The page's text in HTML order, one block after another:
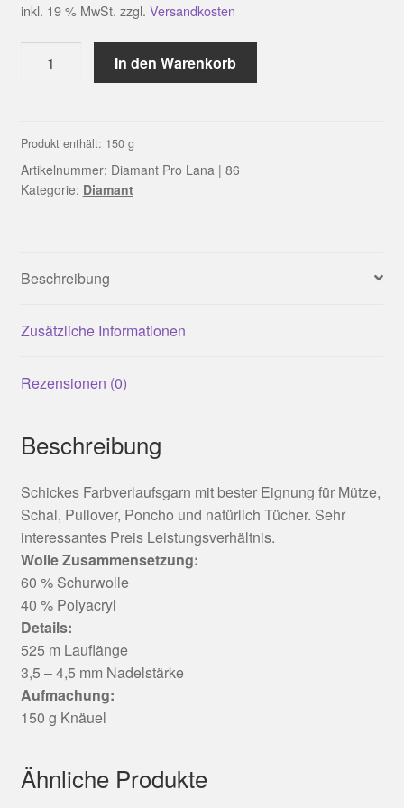
inkl. 19 % MwSt. zzgl. Versandkosten
86
Menge
In den Warenkorb
Produkt enthält: 150 g
Artikelnummer: Diamant Pro Lana | 86
Kategorie: Diamant
Beschreibung
Zusätzliche Informationen
Rezensionen (0)
Beschreibung
Schickes Farbverlaufsgarn mit bester Eignung für Mütze,
Schal, Pullover, Poncho und natürlich Tücher. Sehr
interessantes Preis Leistungsverhältnis.
Wolle Zusammensetzung:
60 % Schurwolle
40 % Polyacryl
Details:
525 m Lauflänge
3,5 – 4,5 mm Nadelstärke
Aufmachung:
150 g Knäuel
Ähnliche Produkte